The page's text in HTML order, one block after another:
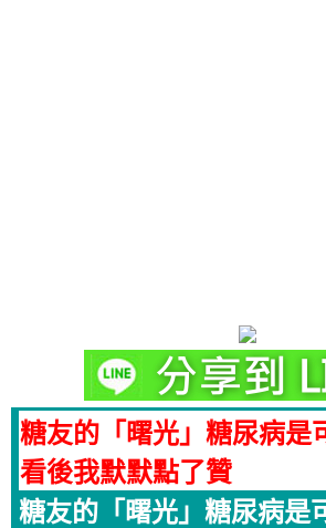
糖友的「曙光」糖尿病是
看後我默默點了贊
糖友的「曙光」糖尿病是